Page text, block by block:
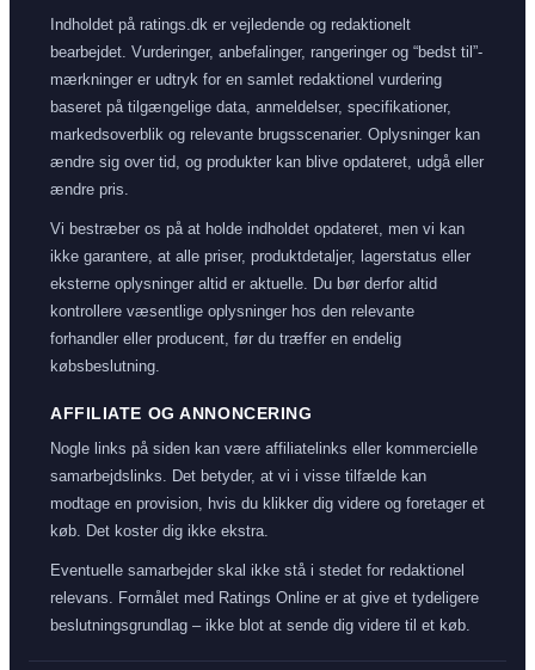
Indholdet på ratings.dk er vejledende og redaktionelt
bearbejdet. Vurderinger, anbefalinger, rangeringer og “bedst til”-
mærkninger er udtryk for en samlet redaktionel vurdering
baseret på tilgængelige data, anmeldelser, specifikationer,
markedsoverblik og relevante brugsscenarier. Oplysninger kan
ændre sig over tid, og produkter kan blive opdateret, udgå eller
ændre pris.
Vi bestræber os på at holde indholdet opdateret, men vi kan
ikke garantere, at alle priser, produktdetaljer, lagerstatus eller
eksterne oplysninger altid er aktuelle. Du bør derfor altid
kontrollere væsentlige oplysninger hos den relevante
forhandler eller producent, før du træffer en endelig
købsbeslutning.
AFFILIATE OG ANNONCERING
Nogle links på siden kan være affiliatelinks eller kommercielle
samarbejdslinks. Det betyder, at vi i visse tilfælde kan
modtage en provision, hvis du klikker dig videre og foretager et
køb. Det koster dig ikke ekstra.
Eventuelle samarbejder skal ikke stå i stedet for redaktionel
relevans. Formålet med Ratings Online er at give et tydeligere
beslutningsgrundlag – ikke blot at sende dig videre til et køb.